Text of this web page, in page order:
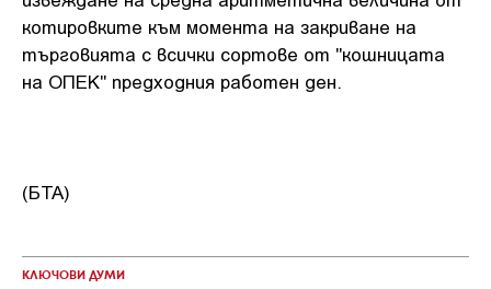
котировките към момента на закриване на
търговията с всички сортове от "кошницата
на ОПЕК" предходния работен ден.
(БТА)
КЛЮЧОВИ ДУМИ